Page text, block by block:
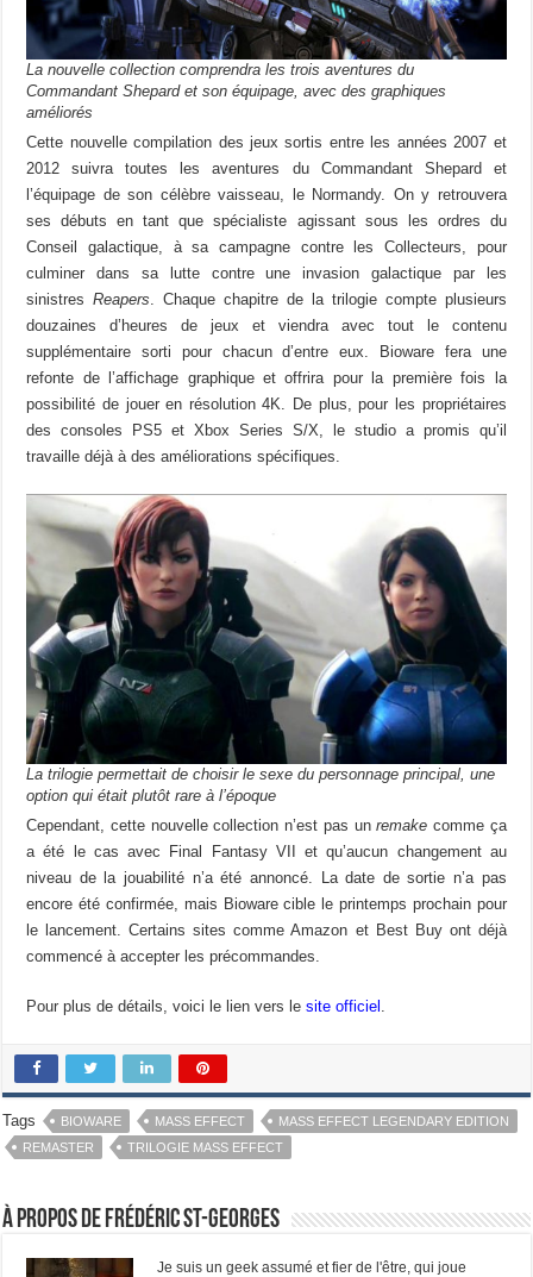
La nouvelle collection comprendra les trois aventures du
Commandant Shepard et son équipage, avec des graphiques
améliorés
Cette nouvelle compilation des jeux sortis entre les années 2007 et
2012 suivra toutes les aventures du Commandant Shepard et
l’équipage de son célèbre vaisseau, le Normandy. On y retrouvera
ses débuts en tant que spécialiste agissant sous les ordres du
Conseil galactique, à sa campagne contre les Collecteurs, pour
culminer dans sa lutte contre une invasion galactique par les
sinistresReapers . Chaque chapitre de la trilogie compte plusieurs
douzaines d’heures de jeux et viendra avec tout le contenu
supplémentaire sorti pour chacun d’entre eux. Bioware fera une
refonte de l’affichage graphique et offrira pour la première fois la
possibilité de jouer en résolution 4K. De plus, pour les propriétaires
des consoles PS5 et Xbox Series S/X, le studio a promis qu’il
travaille déjà à des améliorations spécifiques.
La trilogie permettait de choisir le sexe du personnage principal, une
option qui était plutôt rare à l’époque
Cependant, cette nouvelle collection n’est pas unremake comme ça
a été le cas avec Final Fantasy VII et qu’aucun changement au
niveau de la jouabilité n’a été annoncé. La date de sortie n’a pas
encore été confirmée, mais Bioware cible le printemps prochain pour
le lancement. Certains sites comme Amazon et Best Buy ont déjà
commencé à accepter les précommandes.
Pour plus de détails, voici le lien vers lesite officiel
Tags BIOWARE MASS EFFECT
MASS EFFECT LEGENDARY EDITION
REMASTER
TRILOGIE MASS EFFECT
À propos de Frédéric St-Georges
Je suis un geek assumé et fier de l'être, qui joue